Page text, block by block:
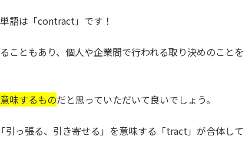
語は「contract」です！
こともあり、個人や企業間で行われる取り決めのことを
味するものだと思っていただいて良いでしょう。
引っ張る、引き寄せる」を意味する「tract」が合体して